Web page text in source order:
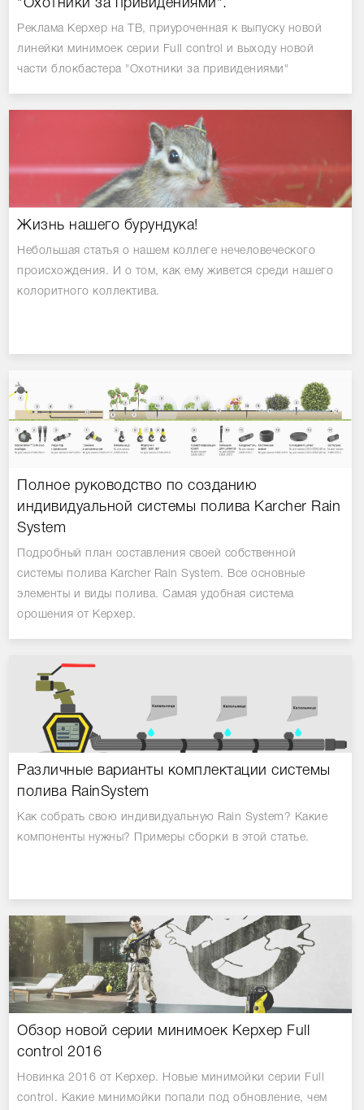
"Охотники за привидениями".
Реклама Керхер на ТВ, приуроченная к выпуску новой
линейки минимоек серии Full control и выходу новой
части блокбастера "Охотники за привидениями"
Жизнь нашего бурундука!
Небольшая статья о нашем коллеге нечеловеческого
происхождения. И о том, как ему живется среди нашего
колоритного коллектива.
Полное руководство по созданию
индивидуальной системы полива Karcher Rain
System
Подробный план составления своей собственной
системы полива Karcher Rain System. Все основные
элементы и виды полива. Самая удобная система
орошения от Керхер.
Различные варианты комплектации системы
полива RainSystem
Как собрать свою индивидуальную Rain System? Какие
компоненты нужны? Примеры сборки в этой статье.
Обзор новой серии минимоек Керхер Full
control 2016
Новинка 2016 от Керхер. Новые минимойки серии Full
control. Какие минимойки попали под обновление, чем